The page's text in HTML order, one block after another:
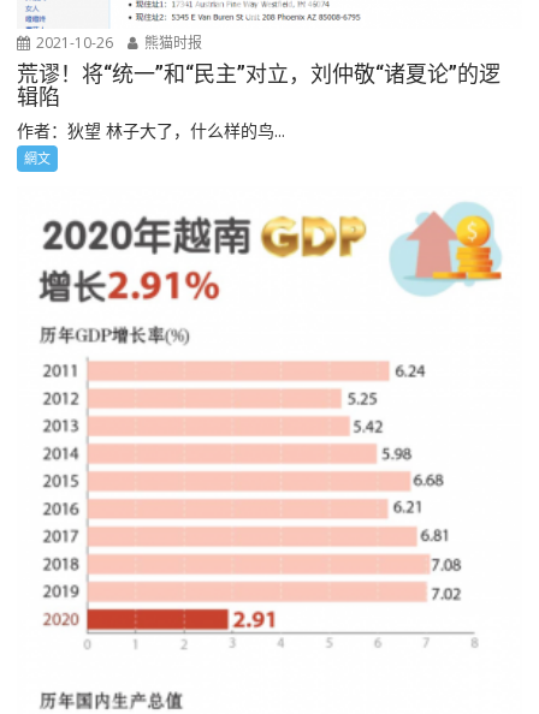
2021-10-26 熊猫时报
荒谬！将“统一”和“民主”对立，刘仲敬“诸夏论”的逻
辑陷
作者：狄望 林子大了，什么样的鸟...
網文